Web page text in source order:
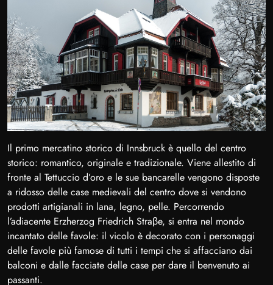
Il primo mercatino storico di Innsbruck è quello del centro
storico: romantico, originale e tradizionale. Viene allestito di
fronte al Tettuccio d’oro e le sue bancarelle vengono disposte
a ridosso delle case medievali del centro dove si vendono
prodotti artigianali in lana, legno, pelle. Percorrendo
l’adiacente Erzherzog Friedrich Straβe, si entra nel mondo
incantato delle favole: il vicolo è decorato con i personaggi
delle favole più famose di tutti i tempi che si affacciano dai
balconi e dalle facciate delle case per dare il benvenuto ai
passanti.